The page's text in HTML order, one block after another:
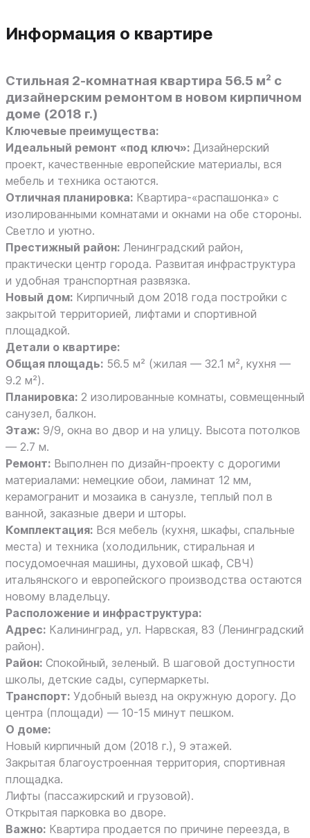
Информация о квартире
Стильная 2-комнатная квартира 56.5 м² с
дизайнерским ремонтом в новом кирпичном
доме (2018 г.)
Ключевые преимущества:
Идеальный ремонт «под ключ»: Дизайнерский
проект, качественные европейские материалы, вся
мебель и техника остаются.
Отличная планировка: Квартира-«распашонка» с
изолированными комнатами и окнами на обе стороны.
Светло и уютно.
Престижный район: Ленинградский район,
практически центр города. Развитая инфраструктура
и удобная транспортная развязка.
Новый дом: Кирпичный дом 2018 года постройки с
закрытой территорией, лифтами и спортивной
площадкой.
Детали о квартире:
Общая площадь: 56.5 м² (жилая — 32.1 м², кухня —
9.2 м²).
Планировка: 2 изолированные комнаты, совмещенный
санузел, балкон.
Этаж: 9/9, окна во двор и на улицу. Высота потолков
— 2.7 м.
Ремонт: Выполнен по дизайн-проекту с дорогими
материалами: немецкие обои, ламинат 12 мм,
керамогранит и мозаика в санузле, теплый пол в
ванной, заказные двери и шторы.
Комплектация: Вся мебель (кухня, шкафы, спальные
места) и техника (холодильник, стиральная и
посудомоечная машины, духовой шкаф, СВЧ)
итальянского и европейского производства остаются
новому владельцу.
Расположение и инфраструктура:
Адрес: Калининград, ул. Нарвская, 83 (Ленинградский
район).
Район: Спокойный, зеленый. В шаговой доступности
школы, детские сады, супермаркеты.
Транспорт: Удобный выезд на окружную дорогу. До
центра (площади) — 10-15 минут пешком.
О доме:
Новый кирпичный дом (2018 г.), 9 этажей.
Закрытая благоустроенная территория, спортивная
площадка.
Лифты (пассажирский и грузовой).
Открытая парковка во дворе.
Важно: Квартира продается по причине переезда, в